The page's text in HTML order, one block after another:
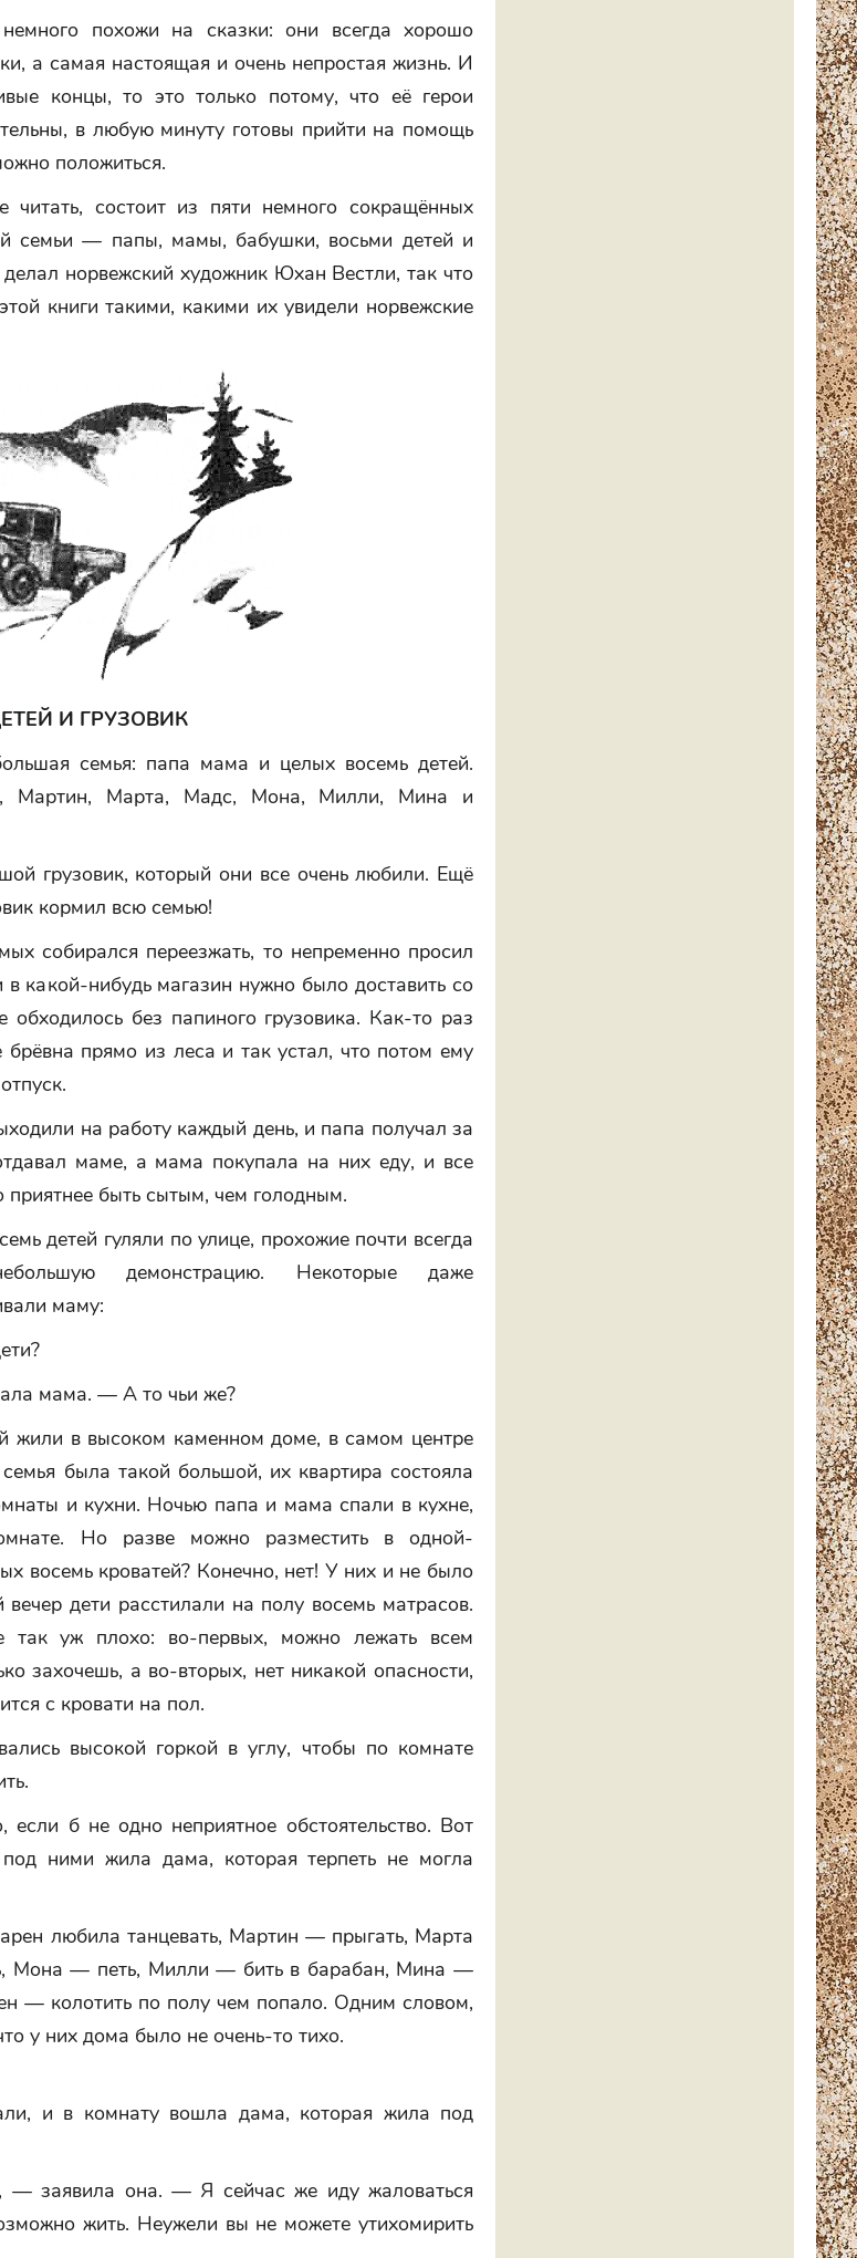
похожи на сказки: они всегда хорошо
а самая настоящая и очень непростая жизнь. И
концы, то это только потому, что её герои
в любую минуту готовы прийти на помощь
положиться.
читать, состоит из пяти немного сокращённых
семьи — папы, мамы, бабушки, восьми детей и
делал норвежский художник Юхан Вестли, так что
книги такими, какими их увидели норвежские
И ГРУЗОВИК
семья: папа мама и целых восемь детей.
Мартин, Марта, Мадс, Мона, Милли, Мина и
грузовик, который они все очень любили. Ещё
кормил всю семью!
собирался переезжать, то непременно просил
в какой-нибудь магазин нужно было доставить со
обходилось без папиного грузовика. Как-то раз
брёвна прямо из леса и так устал, что потом ему
на работу каждый день, и папа получал за
маме, а мама покупала на них еду, и все
быть сытым, чем голодным.
детей гуляли по улице, прохожие почти всегда
демонстрацию. Некоторые даже
маму:
мама. — А то чьи же?
жили в высоком каменном доме, в самом центре
была такой большой, их квартира состояла
и кухни. Ночью папа и мама спали в кухне,
Но разве можно разместить в одной-
восемь кроватей? Конечно, нет! У них и не было
дети расстилали на полу восемь матрасов.
так уж плохо: во-первых, можно лежать всем
захочешь, а во-вторых, нет никакой опасности,
с кровати на пол.
высокой горкой в углу, чтобы по комнате
б не одно неприятное обстоятельство. Вот
ними жила дама, которая терпеть не могла
любила танцевать, Мартин — прыгать, Марта
Мона — петь, Милли — бить в барабан, Мина —
— колотить по полу чем попало. Одним словом,
у них дома было не очень-то тихо.
и в комнату вошла дама, которая жила под
— заявила она. — Я сейчас же иду жаловаться
жить. Неужели вы не можете утихомирить